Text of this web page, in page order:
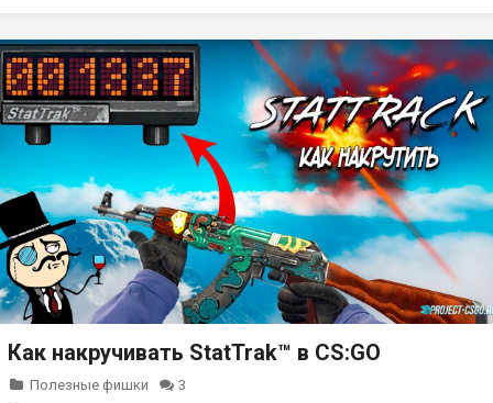
Как накручивать StatTrak™ в CS:GO
Полезные фишки 3